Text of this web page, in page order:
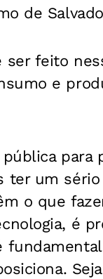
de
ser feito
e
para
ter um
o que
é